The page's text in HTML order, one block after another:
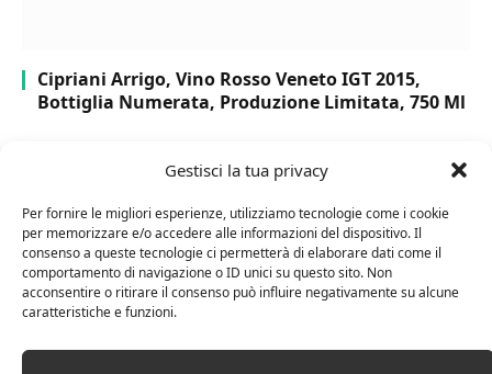
Gestisci la tua privacy
Per fornire le migliori esperienze, utilizziamo tecnologie come i cookie
per memorizzare e/o accedere alle informazioni del dispositivo. Il
consenso a queste tecnologie ci permetterà di elaborare dati come il
comportamento di navigazione o ID unici su questo sito. Non
acconsentire o ritirare il consenso può influire negativamente su alcune
caratteristiche e funzioni.
Cipriani Arrigo, Vino Rosso Veneto IGT 2015,
Bottiglia Numerata, Produzione Limitata, 750 Ml